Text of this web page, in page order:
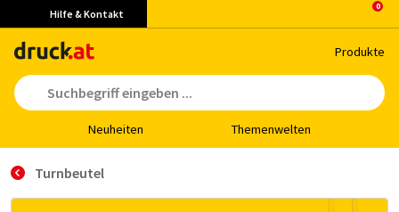
Hilfe & Kontakt
Pro­duk­te
Neu­hei­ten The­men­wel­ten
Turnbeutel